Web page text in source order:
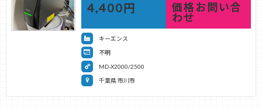
4,400円
価格お問い合
わせ
キーエンス
不明
MD-X2000/2500
千葉県 市川市